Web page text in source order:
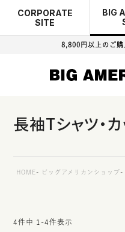
CORPORATE
SITE
BIG
8,800円以上のご購
長袖Tシャツ・カ
HOME ビッグアメリカンショップ
4件中 1 -4件表示